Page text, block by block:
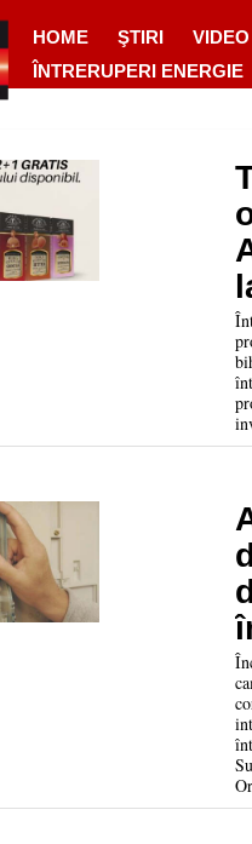
HOME ŞTIRI VIDEO
ÎNTRERUPERI ENERGIE